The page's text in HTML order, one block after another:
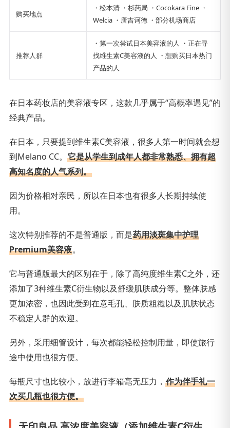
购买地点
・松本清 ・杉药局 ・Cocokara Fine ・
Welcia ・唐吉诃德 ・部分机场商店
推荐人群
・第一次尝试日本美容液的人 ・正在寻
找维生素C美容液的人 ・想购买日本热门
产品的人
在日本药妆店的美容液专区，这款几乎属于“高概率遇见”的
经典产品。
在日本，只要提到维生素C美容液，很多人第一时间就会想
到Melano CC。 它是从学生到成年人都非常熟悉、拥有超
高知名度的人气系列。
因为价格相对亲民，所以在日本也有很多人长期持续使
用。
这次特别推荐的不是普通版，而是药用淡斑集中护理
Premium美容液。
它与普通版最大的区别在于，除了高纯度维生素C之外，还
添加了3种维生素C衍生物以及舒缓肌肤成分等。整体肤感
更加浓密，也因此受到在意毛孔、肤质粗糙以及肌肤状态
不稳定人群的欢迎。
另外，采用细管设计，每次都能轻松控制用量，即使旅行
途中使用也很方便。
每瓶尺寸也比较小，放进行李箱毫无压力， 作为伴手礼一
次买几瓶也很方便。